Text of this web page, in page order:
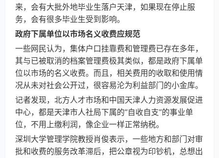
来，会有大批外地毕业生落户天津，如果现在停止服
务，会有很多毕业生受到影响。
政府下属单位以市场名义收费应规范
一些网民认为，集体户口挂靠费和管理费已存在多年，
其与已被取消的档案管理费极其类似，都是政府下属单
位以市场的名义收费。而且，相关费用的收取和使用情
况从未对社会公开过，很容易沦为利益部门的小金库。
记者发现，北方人才市场和中国天津人力资源发展促进
中心，都是天津市人社局下属的“自收自支”的事业单
位，不用上缴利润，像企业一样正常纳税。
深圳大学管理学院教授肖俊表示，一些地方和部门对审
批和收费的服务改革滞后，把公章视为印钞机，总想出